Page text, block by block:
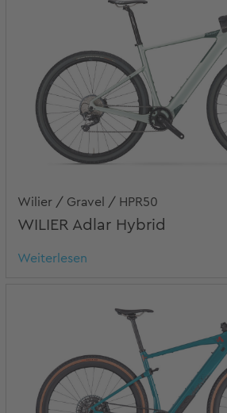
Wilier / Gravel / HPR50
WILIER Adlar Hybrid
Weiterlesen